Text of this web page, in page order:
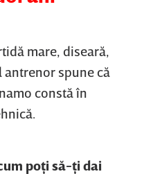
mare, diseară,
antrenor spune că
constă în
poţi să-ţi dai